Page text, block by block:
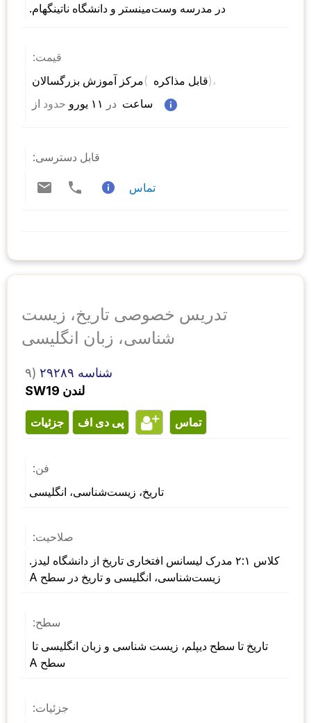
در مدرسه وست‌مینستر و دانشگاه ناتینگهام.
قیمت:
مرکز آموزش بزرگسالان ( قابل مذاکره )،
از حدود در ساعت
قابل دسترسی:
تماس
تدریس خصوصی تاریخ، زیست
شناسی، زبان انگلیسی
۹)
شناسه ۲۹۲۸۹
SW19 لندن
جزئیات پی دی اف تماس
فن:
تاریخ، زیست‌شناسی، انگلیسی
صلاحیت:
زیست‌شناسی، انگلیسی و تاریخ در سطح A
سطح:
سطح A
جزئیات: